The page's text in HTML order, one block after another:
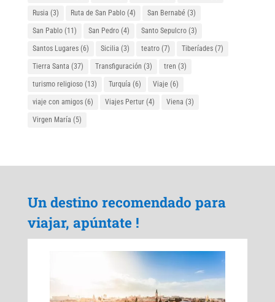
Rusia (3) Ruta de San Pablo(4) San Bernabé (3)
San Pablo(11) San Pedro(4) Santo Sepulcro(3)
Santos Lugares(6) Sicilia (3) teatro(7) Tiberíades(7)
Tierra Santa (37) Transfiguración (3) tren (3)
turismo religioso(13) Turquía (6) Viaje (6)
viaje con amigos(6) Viajes Pertur(4) Viena (3)
Virgen María (5)
Un destino recomendado para
viajar, apúntate !